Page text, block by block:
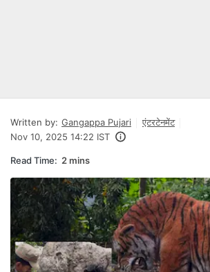
Written by: Gangappa Pujari
एंटरटेनमेंट
Nov 10, 2025 14:22 IST
Read Time: 2 mins